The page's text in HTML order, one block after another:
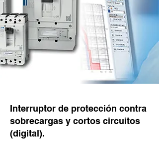
Interruptor de protección contra
sobrecargas y cortos circuitos
(digital).